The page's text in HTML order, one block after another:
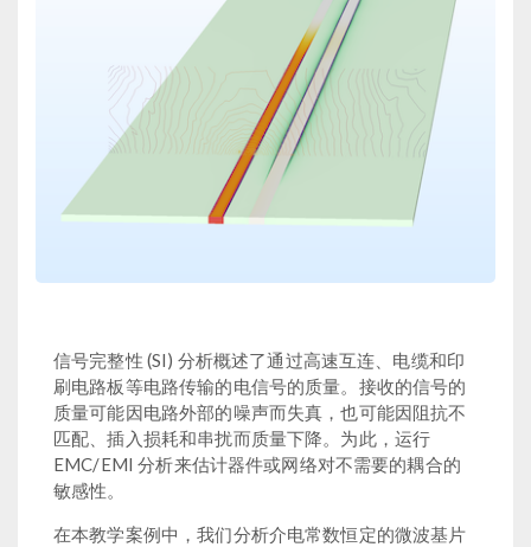
信号完整性 (SI) 分析概述了通过高速互连、电缆和印
刷电路板等电路传输的电信号的质量。接收的信号的
质量可能因电路外部的噪声而失真，也可能因阻抗不
匹配、插入损耗和串扰而质量下降。为此，运行
EMC/EMI 分析来估计器件或网络对不需要的耦合的
敏感性。
在本教学案例中，我们分析介电常数恒定的微波基片